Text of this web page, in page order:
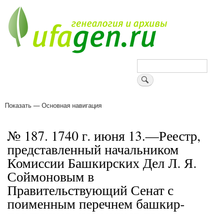
основному
содержанию
Поиск
Основная
Показать — Основная навигация
№ 187. 1740 г. июня 13.—Реестр,
представленный начальником
Комиссии Башкирских Дел Л. Я.
Соймоновым в
Правительствующий Сенат с
поименным перечнем башкир-